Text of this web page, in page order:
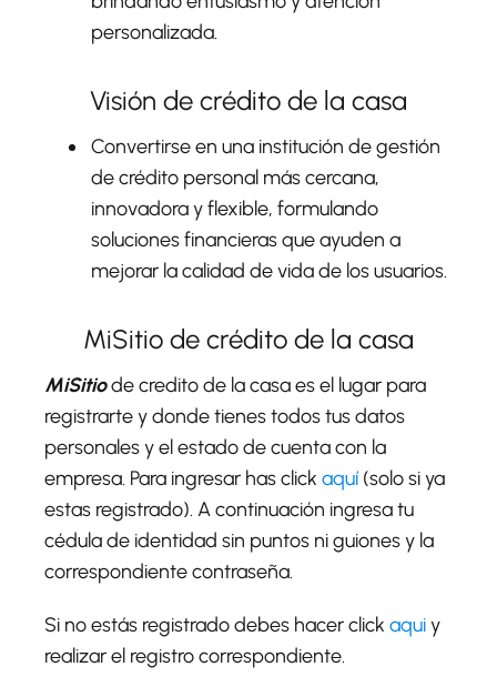
personalizada.
Visión de crédito de la casa
Convertirse en una institución de gestión
de crédito personal más cercana,
innovadora y flexible, formulando
soluciones financieras que ayuden a
mejorar la calidad de vida de los usuarios.
MiSitio de crédito de la casa
MiSitiode credito de la casa es el lugar para
registrarte y donde tienes todos tus datos
personales y el estado de cuenta con la
empresa. Para ingresar has click aquí(solo si ya
estas registrado). A continuación ingresa tu
cédula de identidad sin puntos ni guiones y la
correspondiente contraseña.
Si no estás registrado debes hacer click aquiy
realizar el registro correspondiente.